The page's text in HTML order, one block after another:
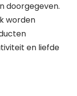
doorgegeven.
worden
en liefde